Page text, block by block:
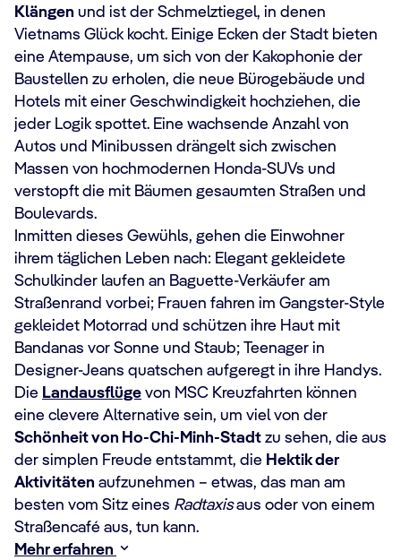
Klängen und ist der Schmelztiegel, in denen
Vietnams Glück kocht. Einige Ecken der Stadt bieten
eine Atempause, um sich von der Kakophonie der
Baustellen zu erholen, die neue Bürogebäude und
Hotels mit einer Geschwindigkeit hochziehen, die
jeder Logik spottet. Eine wachsende Anzahl von
Autos und Minibussen drängelt sich zwischen
Massen von hochmodernen Honda-SUVs und
verstopft die mit Bäumen gesaumten Straßen und
Boulevards.
Inmitten dieses Gewühls, gehen die Einwohner
ihrem täglichen Leben nach: Elegant gekleidete
Schulkinder laufen an Baguette-Verkäufer am
Straßenrand vorbei; Frauen fahren im Gangster-Style
gekleidet Motorrad und schützen ihre Haut mit
Bandanas vor Sonne und Staub; Teenager in
Designer-Jeans quatschen aufgeregt in ihre Handys.
Die Landausflüge von MSC Kreuzfahrten können
eine clevere Alternative sein, um viel von der
Schönheit von Ho-Chi-Minh-Stadt zu sehen, die aus
der simplen Freude entstammt, die Hektik der
Aktivitäten aufzunehmen – etwas, das man am
besten vom Sitz eines Radtaxisaus oder von einem
Straßencafé aus, tun kann.
Mehr erfahren